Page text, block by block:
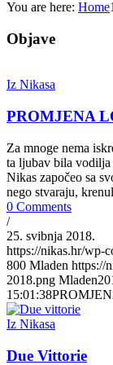
You are here: Home1
Objave
Iz Nikasa
PROMJENA
Za mnoge nema
ta ljubav bila vodilja
Nikas započeo sa
nego stvaraju,
0 Comments
/
25. svibnja 2018.
https://nikas.hr/wp-
800 Mladen https://
2018.png Mladen
15:01:38
Iz Nikasa
Due Vittorie